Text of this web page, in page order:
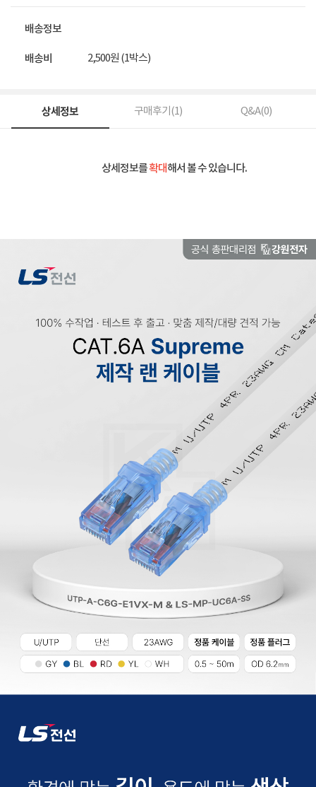
배송정보
배송비 2,500원 (1박스)
상세정보 구매후기(1) Q&A(0)
상세정보를확대해서 볼 수 있습니다.